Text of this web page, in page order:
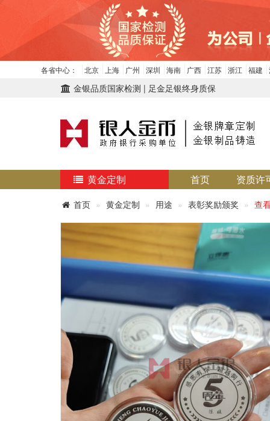
各省中心： 北京 上海 广州 深圳 海南 广西 江苏 浙江 福建
金银品质国家检测 | 足金足银终身质保
黄金定制 首页 资质许
首页 黄金定制 用途 表彰奖励颁奖 查